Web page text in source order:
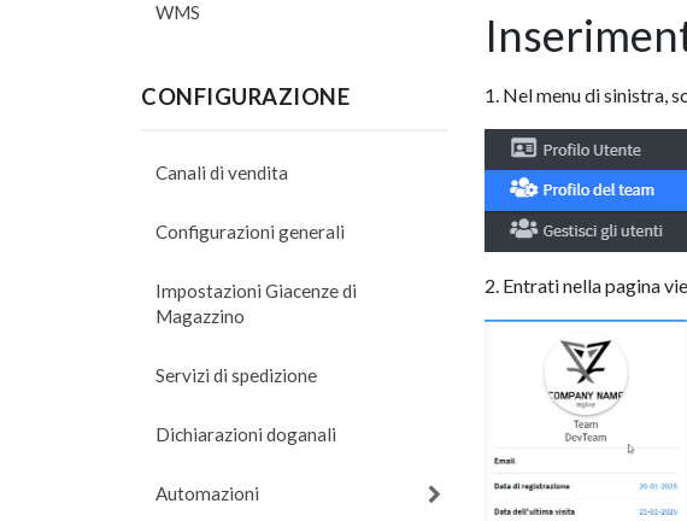
WMS
CONFIGURAZIONE
Canali di vendita
Configurazioni generali
Impostazioni Giacenze di
Magazzino
Servizi di spedizione
Dichiarazioni doganali
Automazioni
1. Nel menu di sinistra,
2. Entrati nella pagina